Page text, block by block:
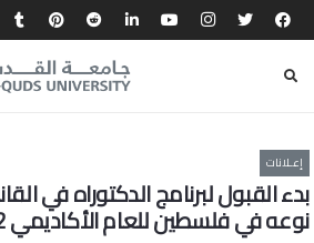
إعـلانات
بدء القبول لبرنامج الدكتوراه في
نوعه في فلسطين للعام الأكاديمي 2021/2022